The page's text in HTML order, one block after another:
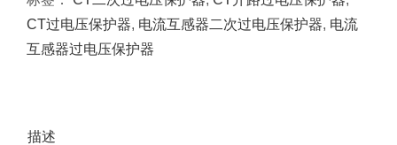
CT过电压保护器, 电流互感器二次过电压保护器, 电流
互感器过电压保护器
描述